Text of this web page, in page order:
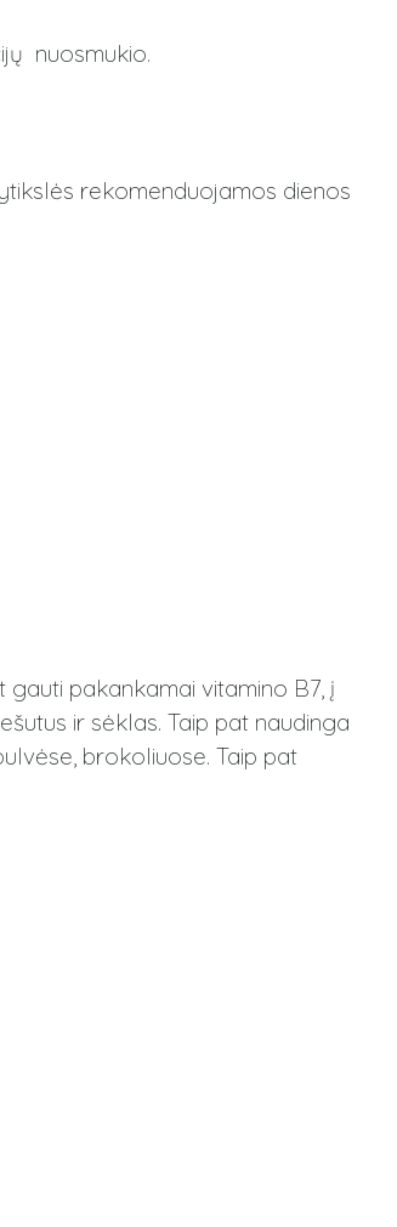
nuosmukio.
rekomenduojamos dienos
pakankamai vitamino B7, į
ir sėklas. Taip pat naudinga
brokoliuose. Taip pat